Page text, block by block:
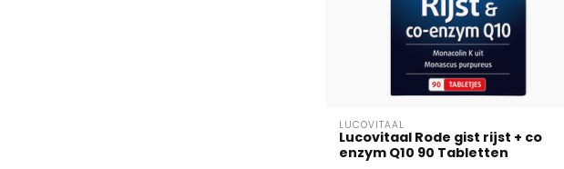
LUCOVITAAL
Lucovitaal Rode gist rijst + co
enzym Q10 90 Tabletten